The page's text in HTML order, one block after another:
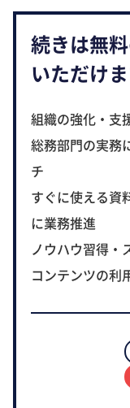
続きは無
いただけま
組織の強化・支
総務部門の実務
チ
すぐに使える資
に業務推進
ノウハウ習得・
コンテンツの利